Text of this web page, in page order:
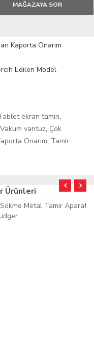
MAĞAZAYA SOR
Kaporta Onarım
Edilen Model
ekran tamiri,
Vakum vantuz, Çok
Onarım, Tamir
Ürünleri